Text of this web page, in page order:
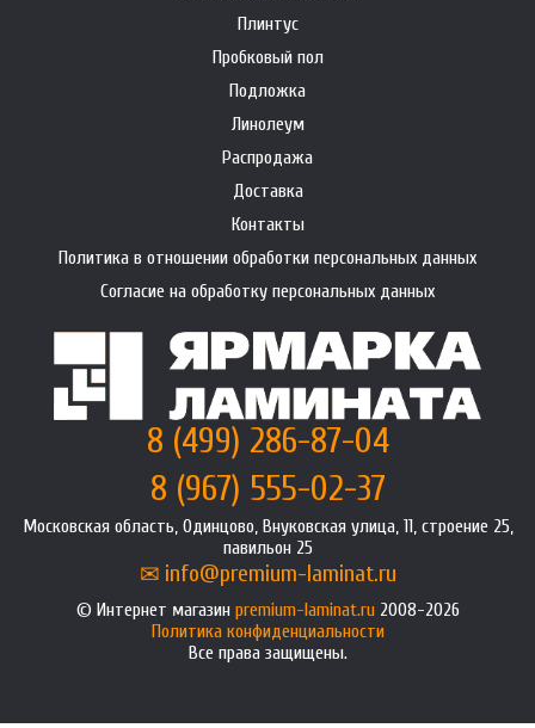
Плинтус
Пробковый пол
Подложка
Линолеум
Распродажа
Доставка
Контакты
Политика в отношении обработки персональных данных
Согласие на обработку персональных данных
8 (499) 286-87-04
8 (967) 555-02-37
Московская область, Одинцово, Внуковская улица, 11, строение 25,
павильон 25
info@premium-laminat.ru
Интернет магазин premium-laminat.ru2008-2026
Политика конфиденциальности
Все права защищены.